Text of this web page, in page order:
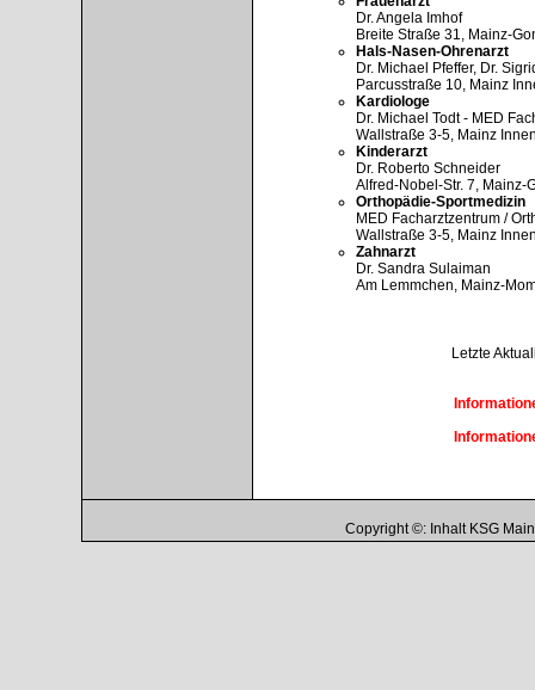
Dr. Angela Imhof
Breite Straße 31, Mainz-
Hals-Nasen-Ohrenarzt
Dr. Michael Pfeffer, Dr.
Parcusstraße 10, Mainz
Kardiologe
Dr. Michael Todt - MED
Wallstraße 3-5, Mainz
Kinderarzt
Dr. Roberto Schneider
Alfred-Nobel-Str. 7, Mainz-
Orthopädie-Sportmedizin
MED Facharztzentrum /
Wallstraße 3-5, Mainz
Zahnarzt
Dr. Sandra Sulaiman
Am Lemmchen, Mainz-
Letzte
Copyright ©: Inhalt KSG